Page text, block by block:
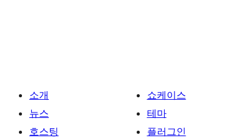
소개
뉴스
호스팅
쇼케이스
테마
플러그인